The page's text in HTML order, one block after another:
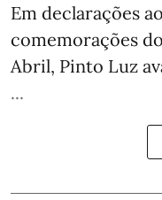
Em declarações
comemorações
Abril, Pinto Luz
...